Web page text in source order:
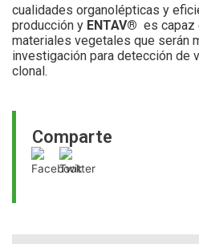
Comparte
cualidades organolépticas y
producción y ENTAV® es capaz
materiales vegetales que serán
investigación para detección de
clonal.